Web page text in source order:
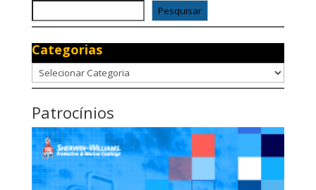
Pesquisar
Categorias
Categorias
Patrocínios